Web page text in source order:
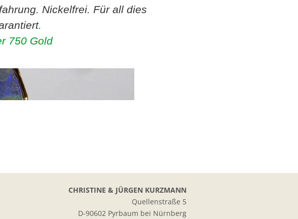
Nickelfrei. Für all dies
.
750 Gold
von YouTube.
CHRISTINE & JÜRGEN KURZMANN
Quellenstraße 5
D-90602 Pyrbaum bei Nürnberg
SEHR GUT